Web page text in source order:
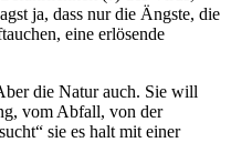
ja, dass nur die Ängste, die
eine erlösende
die Natur auch. Sie will
vom Abfall, von der
sie es halt mit einer